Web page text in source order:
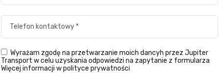
Wyrażam zgodę na przetwarzanie moich dancyh przez Jupiter
Transport w celu uzyskania odpowiedzi na zapytanie z formularza
Więcej informacji w polityce prywatności